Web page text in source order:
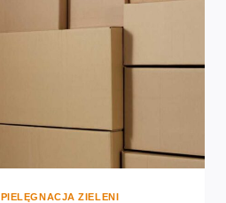
PIELĘGNACJA ZIELENI